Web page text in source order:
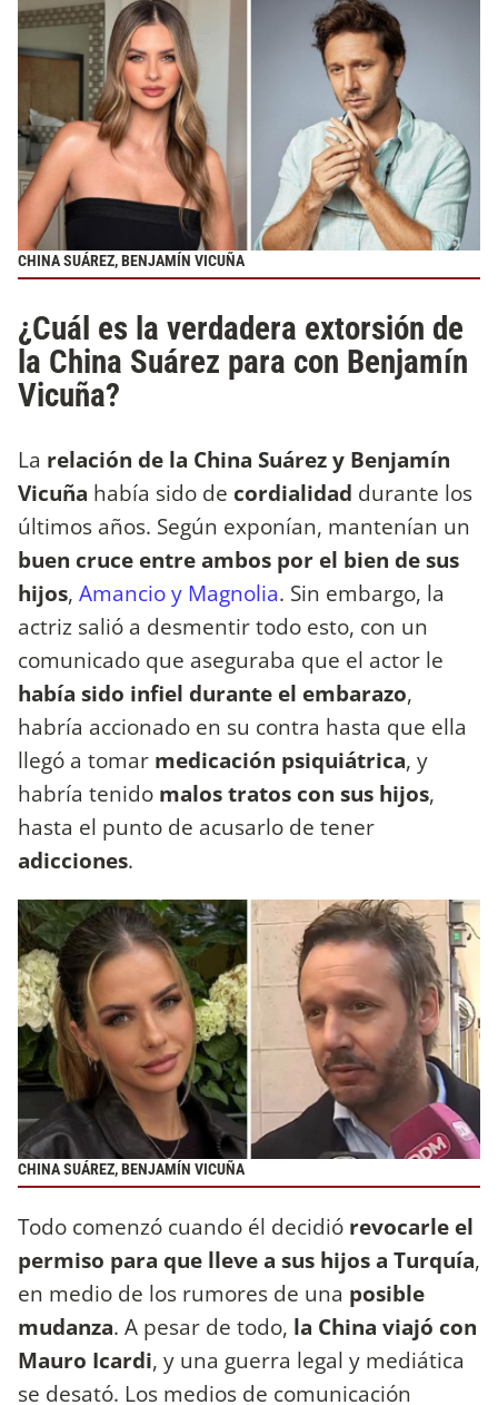
CHINA SUÁREZ, BENJAMÍN VICUÑA
¿Cuál es la verdadera extorsión de
la China Suárez para con Benjamín
Vicuña?
La relación de la China Suárez y Benjamín
Vicuña había sido de cordialidad durante los
últimos años. Según exponían, mantenían un
buen cruce entre ambos por el bien de sus
hijos, Amancio y Magnolia. Sin embargo, la
actriz salió a desmentir todo esto, con un
comunicado que aseguraba que el actor le
había sido infiel durante el embarazo,
habría accionado en su contra hasta que ella
llegó a tomar medicación psiquiátrica, y
habría tenido malos tratos con sus hijos,
hasta el punto de acusarlo de tener
adicciones.
CHINA SUÁREZ, BENJAMÍN VICUÑA
Todo comenzó cuando él decidió revocarle el
permiso para que lleve a sus hijos a Turquía,
en medio de los rumores de una posible
mudanza. A pesar de todo, la China viajó con
Mauro Icardi, y una guerra legal y mediática
se desató. Los medios de comunicación